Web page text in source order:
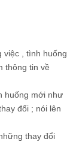
việc , tình huống
thông tin về
huống mới như
đổi ; nói lên
thay đổi